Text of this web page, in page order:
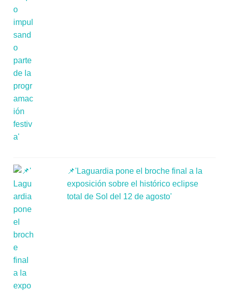
📌'Laguardia pone el broche final a la
exposición sobre el histórico eclipse
total de Sol del 12 de agosto'